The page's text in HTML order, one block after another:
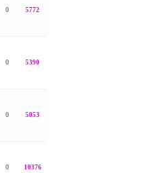
0 5772
0 5390
0 5053
0 10376